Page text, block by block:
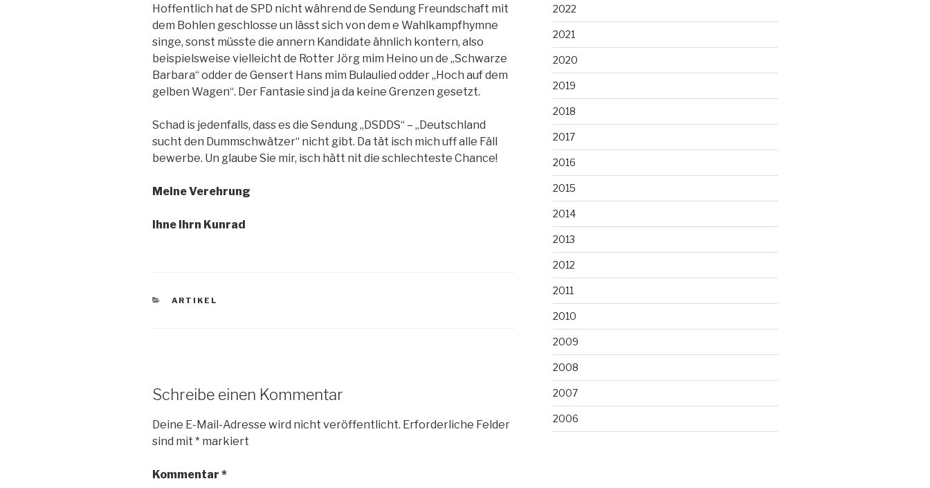
Hoffentlich hat de SPD nicht während de Sendung Freundschaft mit
dem Bohlen geschlosse un lässt sich von dem e Wahlkampfhymne
singe, sonst müsste die annern Kandidate ähnlich kontern, also
beispielsweise vielleicht de Rotter Jörg mim Heino un de „Schwarze
Barbara“ odder de Gensert Hans mim Bulaulied odder „Hoch auf dem
gelben Wagen“. Der Fantasie sind ja da keine Grenzen gesetzt.
Schad is jedenfalls, dass es die Sendung „DSDDS“ – „Deutschland
sucht den Dummschwätzer“ nicht gibt. Da tät isch mich uff alle Fäll
bewerbe. Un glaube Sie mir, isch hätt nit die schlechteste Chance!
Meine Verehrung
Ihne Ihrn Kunrad
KATEGORIEN
ARTIKEL
Schreibe einen Kommentar
Deine E-Mail-Adresse wird nicht veröffentlicht. Erforderliche Felder
sind mit * markiert
Kommentar *
2022
2021
2020
2019
2018
2017
2016
2015
2014
2013
2012
2011
2010
2009
2008
2007
2006